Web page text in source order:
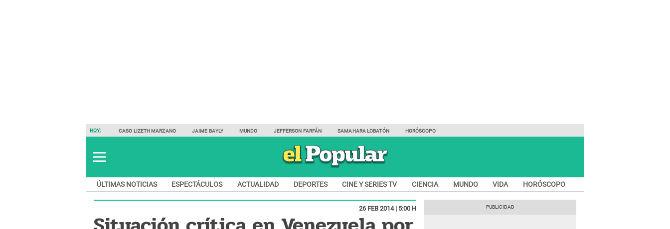
HOY: CASO LIZETH MARZANO JAIME BAYLY MUNDO JEFFERSON FARFÁN SAMAHARA LOBATÓN HORÓSCOPO
ÚLTIMAS NOTICIAS ESPECTÁCULOS ACTUALIDAD DEPORTES CINE Y SERIES TV CIENCIA MUNDO VIDA HORÓSCOPO
26 FEB 2014 | 5:00 H